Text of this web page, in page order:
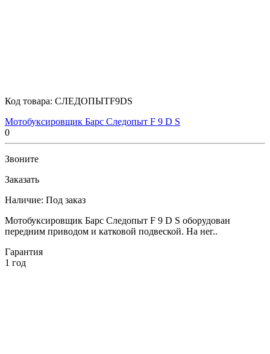
Код товара: СЛЕДОПЫТF9DS
Мотобуксировщик Барс Следопыт F 9 D S
0
Звоните
Заказать
Наличие: Под заказ
Мотобуксировщик Барс Следопыт F 9 D S оборудован
передним приводом и катковой подвеской. На нег..
Гарантия
1 год